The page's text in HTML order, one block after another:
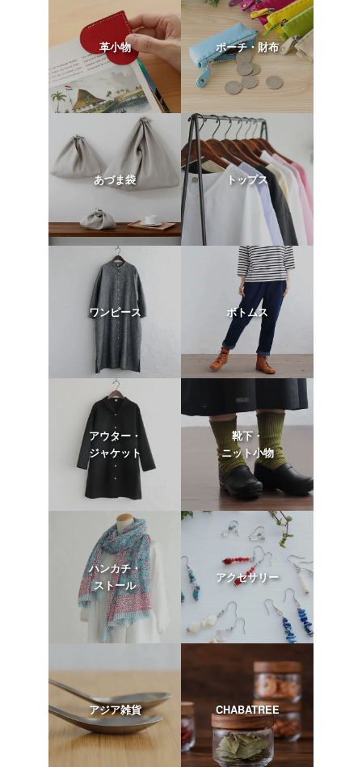
革小物 ポーチ・財布
あづま袋 トップス
ワンピース ボトムス
アウター・
ジャケット
靴下・
ニット小物
ハンカチ・
ストール
アクセサリー
アジア雑貨 CHABATREE